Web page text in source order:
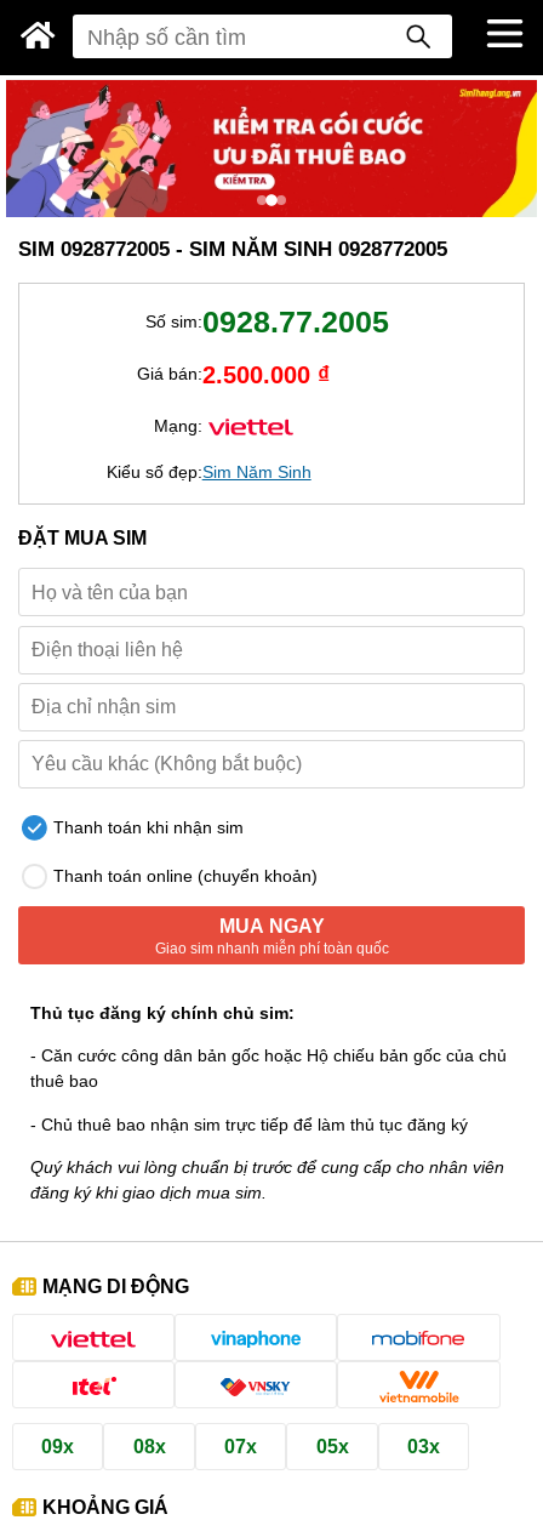
SIM 0928772005 - SIM NĂM SINH 0928772005
Số sim:0928.77.2005
Giá bán:2.500.000 ₫
Mạng:
Kiểu số đẹp:Sim Năm Sinh
ĐẶT MUA SIM
Thanh toán khi nhận sim
Thanh toán online (chuyển khoản)
MUA NGAY
Giao sim nhanh miễn phí toàn quốc
Thủ tục đăng ký chính chủ sim:
- Căn cước công dân bản gốc hoặc Hộ chiếu bản gốc của chủ
thuê bao
- Chủ thuê bao nhận sim trực tiếp để làm thủ tục đăng ký
Quý khách vui lòng chuẩn bị trước để cung cấp cho nhân viên
đăng ký khi giao dịch mua sim.
MẠNG DI ĐỘNG
09x 08x 07x 05x 03x
KHOẢNG GIÁ